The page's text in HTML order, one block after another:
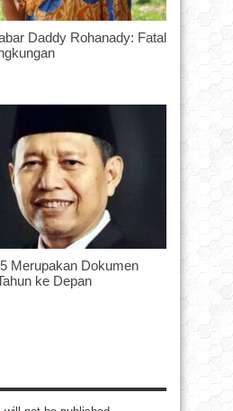
Daddy Rohanady: Fatal
Merupakan Dokumen
ke Depan